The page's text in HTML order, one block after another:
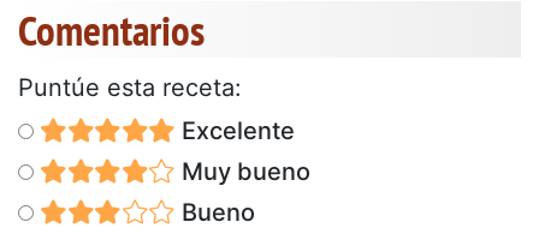
Comentarios
Puntúe esta receta:
Excelente
Muy bueno
Bueno